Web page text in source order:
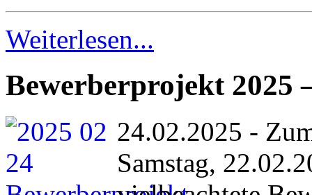
Weiterlesen...
Bewerberprojekt 2025
24.02.2025 -
Samstag,